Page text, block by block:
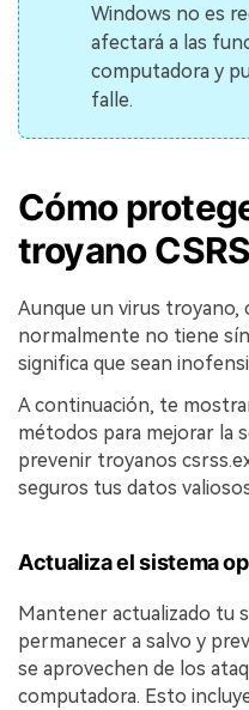
Windows no es
afectará a las
computadora y
falle.
Cómo
troyano
Aunque un virus troyano,
normalmente no tiene
significa que sean
A continuación, te
métodos para mejorar la
prevenir troyanos
seguros tus datos
Actualiza el sistema
Mantener actualizado tu
permanecer a salvo y
se aprovechen de los
computadora. Esto